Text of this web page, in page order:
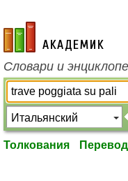
academic.ru
Словари и
Толкования